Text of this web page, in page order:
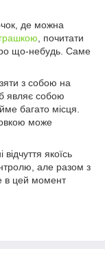
де можна
, почитати
що-небудь. Саме
з собою на
являє собою
багато місця.
може
якоїсь
але разом з
в цей момент